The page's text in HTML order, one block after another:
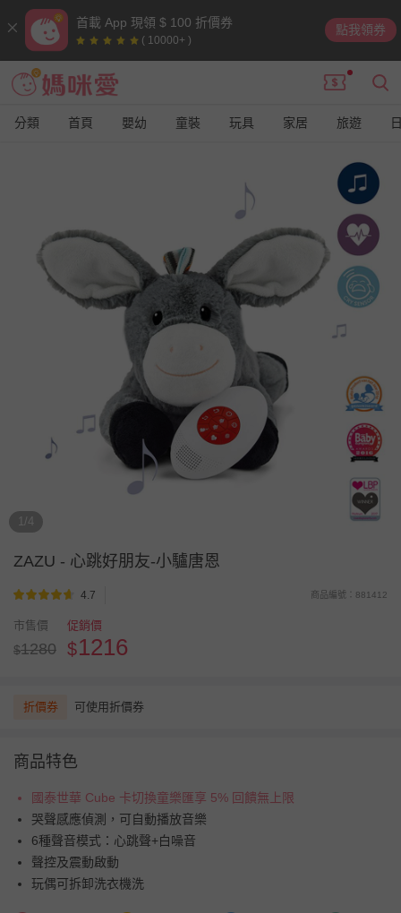
首載 App 現領 $ 100 折價券
( 10000+ )
點我領券
分類 首頁 嬰幼 童裝 玩具 家居 旅遊
1/4
ZAZU - 心跳好朋友-小驢唐恩
4.7 商品編號：881412
市售價
$1280
促銷價
$1216
折價券 可使用折價券
商品特色
國泰世華 Cube 卡切換童樂匯享 5% 回饋無上限
哭聲感應偵測，可自動播放音樂
6種聲音模式：心跳聲+白噪音
聲控及震動啟動
玩偶可拆卸洗衣機洗